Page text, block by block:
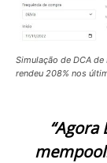
Simulação de DCA
rendeu 208% nos